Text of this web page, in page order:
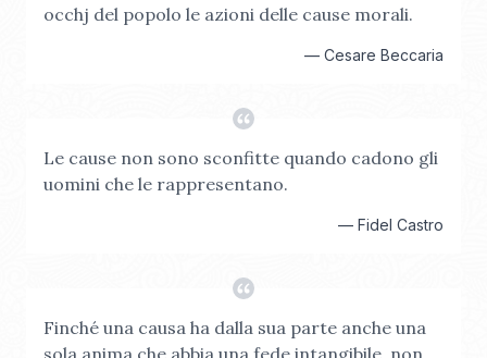
occhj del popolo le azioni delle cause morali.
— Cesare Beccaria
Le cause non sono sconfitte quando cadono gli
uomini che le rappresentano.
— Fidel Castro
Finché una causa ha dalla sua parte anche una
sola anima che abbia una fede intangibile, non